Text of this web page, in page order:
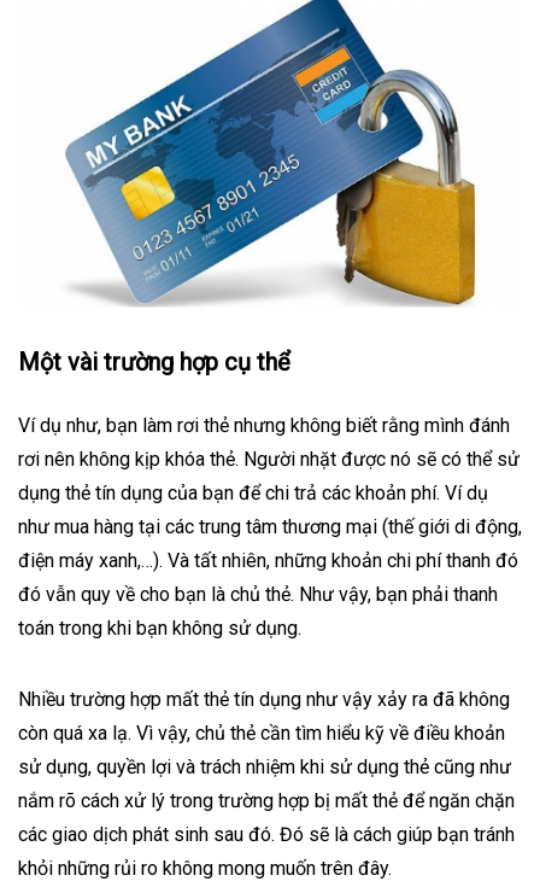
Một vài trường hợp cụ thể
Ví dụ như, bạn làm rơi thẻ nhưng không biết rằng mình đánh
rơi nên không kịp khóa thẻ. Người nhặt được nó sẽ có thể sử
dụng thẻ tín dụng của bạn để chi trả các khoản phí. Ví dụ
như mua hàng tại các trung tâm thương mại (thế giới di động,
điện máy xanh,…). Và tất nhiên, những khoản chi phí thanh đó
đó vẫn quy về cho bạn là chủ thẻ. Như vậy, bạn phải thanh
toán trong khi bạn không sử dụng.
Nhiều trường hợp mất thẻ tín dụng như vậy xảy ra đã không
còn quá xa lạ. Vì vậy, chủ thẻ cần tìm hiểu kỹ về điều khoản
sử dụng, quyền lợi và trách nhiệm khi sử dụng thẻ cũng như
nắm rõ cách xử lý trong trường hợp bị mất thẻ để ngăn chặn
các giao dịch phát sinh sau đó. Đó sẽ là cách giúp bạn tránh
khỏi những rủi ro không mong muốn trên đây.